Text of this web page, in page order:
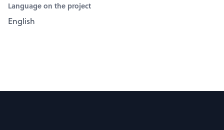
Language on the project
English